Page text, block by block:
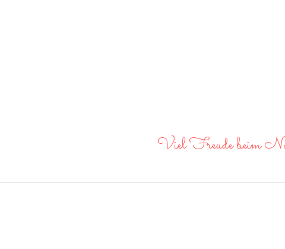
Viel Freude beim